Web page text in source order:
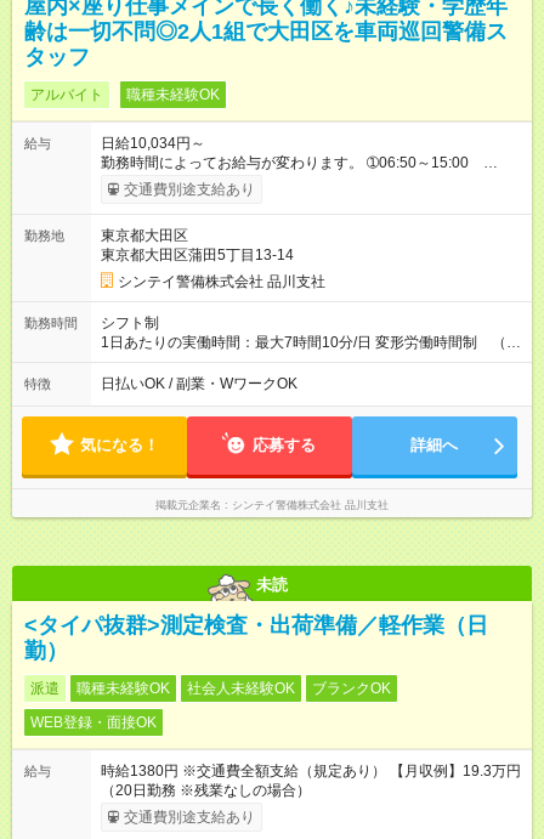
屋内×座り仕事メインで長く働く♪未経験・学歴年
齢は一切不問◎2人1組で大田区を車両巡回警備ス
タッフ
アルバイト 職種未経験OK
給与
日給10,034円～
勤務時間によってお給与が変わります。 ➀06:50～15:00
10,034円～ ※別途資格手当がございます。 例：自衛消防技術
認定 500円/日 上級救命講習修了 250円/日
交通費別途支給あり
勤務地
東京都大田区
東京都大田区蒲田5丁目13-14
シンテイ警備株式会社 品川支社
勤務時間
シフト制
1日あたりの実働時間：最大7時間10分/日 変形労働時間制 （想
定労働時間 144時間/月）
特徴 日払いOK / 副業・WワークOK
気になる！ 応募する 詳細へ
掲載元企業名 シンテイ警備株式会社 品川支社
未読
<タイパ抜群>測定検査・出荷準備／軽作業（日
勤）
派遣 職種未経験OK 社会人未経験OK
ブランクOK
WEB登録・面接OK
給与
時給1380円 ※交通費全額支給（規定あり） 【月収例】19.3万円
（20日勤務 ※残業なしの場合）
交通費別途支給あり